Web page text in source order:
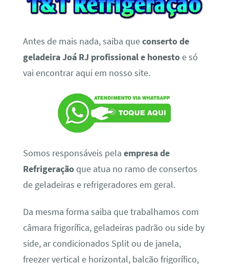
Antes de mais nada, saiba queconserto de
geladeira Joá RJ profissional e honestoe só
vai encontrar aqui em nosso site.
Somos responsáveis pela empresa de
Refrigeraçãoque atua no ramo de consertos
de geladeiras e refrigeradores em geral.
Da mesma forma saiba que trabalhamos com
câmara frigorífica, geladeiras padrão ou side by
side, ar condicionados Split ou de janela,
freezer vertical e horizontal, balcão frigorífico,